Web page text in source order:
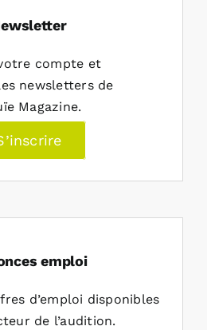
compte et
newsletters de
Magazine.
emploi
d’emploi disponibles
de l’audition.